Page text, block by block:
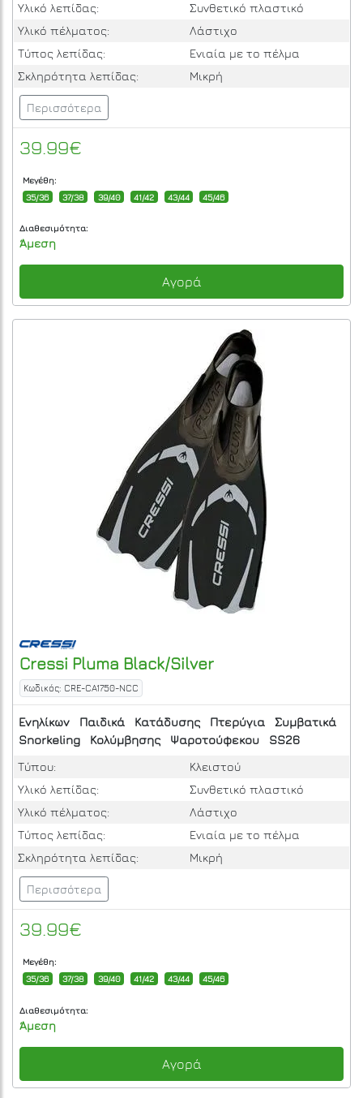
Υλικό λεπίδας:
Συνθετικό πλαστικό
Υλικό πέλματος:
Λάστιχο
Τύπος λεπίδας:
Ενιαία με το πέλμα
Σκληρότητα λεπίδας:
Μικρή
Περισσότερα
39.99€
Μεγέθη:
35/36
37/38 39/40 41/42 43/44 45/46
Διαθεσιμότητα:
Άμεση
Αγορά
Cressi Pluma Black/Silver
Κωδικός: CRE-CA1750-NCC
Ενηλίκων Παιδικά Κατάδυσης Πτερύγια
Συμβατικά
Snorkeling
Κολύμβησης Ψαροτούφεκου
SS26
Τύπου:
Κλειστού
Υλικό λεπίδας:
Συνθετικό πλαστικό
Υλικό πέλματος:
Λάστιχο
Τύπος λεπίδας:
Ενιαία με το πέλμα
Σκληρότητα λεπίδας:
Μικρή
Περισσότερα
39.99€
Μεγέθη:
35/36
37/38 39/40 41/42 43/44 45/46
Διαθεσιμότητα:
Άμεση
Αγορά